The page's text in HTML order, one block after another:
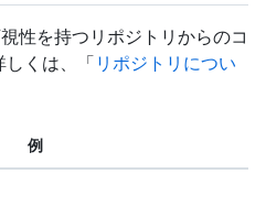
性を持つリポジトリからのコ
しくは、「 リポジトリについ
例